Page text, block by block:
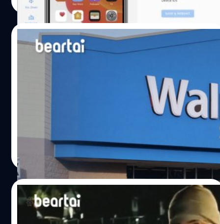
iPhone จะถูกนำไปใช้โดยนักวิจัยด้านความปลอดภัยเพื่อ
ค้นหาช่องโหว่ของ iOS และ iPhone แล้วขายข้อมูลต่อให้
บุคคลอื่นที่จะนำไปใช้ประโยชน์ Apple ยืนยันว่า การฟ้องร้อง
ในคดีนี้จะไม่กระทบต่อการวิจัยด้านการรักษาความปลอดภัย
ของนักวิจัยที่ประสงค์ดี ซึ่งก่อนหน้านี้เราเห็นได้จากข่าวแล้วว่า
ปลอดภัย เพื่อหาช่องโหว่และบั๊ก ซึ่งเห็นได้ชัดว่า Apple
จริงจังกับเรื่องความปลอดภัยของ iPhone และสนับสนุนให้นัก
วิจัยเข้ามาตรวจสอบด้วย iPhone รุ่นพิเศษนี้ได้อย่างถูกต้อง
เดือนที่แล้ว บริษัท Corellium ได้ออกมาเคลื่อนไหวโดยได้
อัปเดต นโยบายทรัพย์สินทางปัญญาสาธารณะ และได้รับ
หมายเรียกให้ไปชี้แจงจากการฟ้องร้องของ Apple…
26/08/2019
Tesla งานเข้าถูก Walmart ฟ้องเหตุติดตั้ง
Walmart ซูเปอร์มาร์เก็ตในสหรัฐอเมริกาถูกไฟไหม้ถึง 7 แห่ง
ซึ่งเหตุเกิดจากแผงโซลาร์เซลล์ที่ถูกติดตั้งโดยแผนกพลังงาน
ของ Tesla ซึ่งฟ้องร้องว่าติดตั้งแผงโซลาร์เซลล์บนหลังคาโดย
Walmart ได้ฟ้องร้องคดีที่ศาลฎีกาของรัฐนิวยอร์ก จาก
เหตุการณ์ไฟไหม้ที่เกิดขึ้น ตั้งแต่ปี 2555 ที่ร้านค้าใน
แคลิฟอร์เนีย จนถึงปี 2561 ที่ร้านค้าในโอไฮโอ จนลูกค้าต้อง
อพยพและปิดร้านนานถึง 8 วัน โดย Walmart กล่าวหาว่า
Tesla ใช้บุคลากรตรวจสอบระบบพลังงานแสงอาทิตย์ที่ขาด
การฝึกอบรมและความรู้พื้นฐานด้านนี้ ทั้งที่ Tesla ได้ระบุ
ชัดเจนว่าระบบพลังงานอาทิตย์ได้ถูกออกแบบ ติดตั้ง ตรวจ
ศิลา วงศ์เจริญ| 2538 days ago
Read More
25/08/2019
Eminem ฟ้อง Spotify ถึง 30 ล้านปอนด์กล่าว